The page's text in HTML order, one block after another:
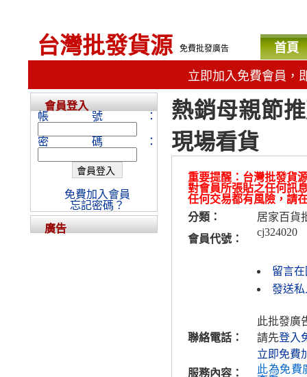
台灣批發貨源 免費批發廣告 首頁
立即加入免費會員，
熱銷母親節
現場看貨
重要提醒：台灣批發貨
對會員所張貼之任何訊
任何交易都有風險，請
分類：
居家百貨
會員代號：
cj324020
留言
發送私
聯絡電話：
此批發廣
請先登入
立即免費
服務內容：
此為免費
會員登入
帳號：
密碼：
免費加入會員
忘記密碼？
廣告